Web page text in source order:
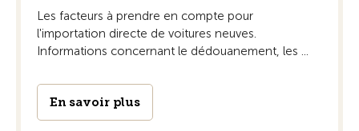
Les facteurs à prendre en compte pour
l'importation directe de voitures neuves.
Informations concernant le dédouanement, les ...
En savoir plus